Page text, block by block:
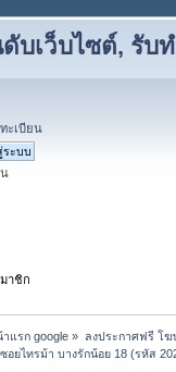
บเว็บไซต์, รับ
ะเบียน
าชิก
แรก google » ลงประกาศฟรี โ
อยไทรม้า บางรักน้อย 18 (รหัส